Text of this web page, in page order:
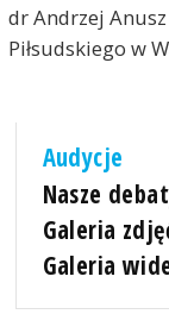
dr Andrzej
Piłsudskiego w
Audycje
Nasze
Galeria
Galeria